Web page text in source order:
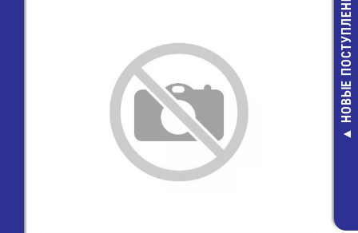
FR307НОВЫЕ ПОСТУПЛЕНИЯ